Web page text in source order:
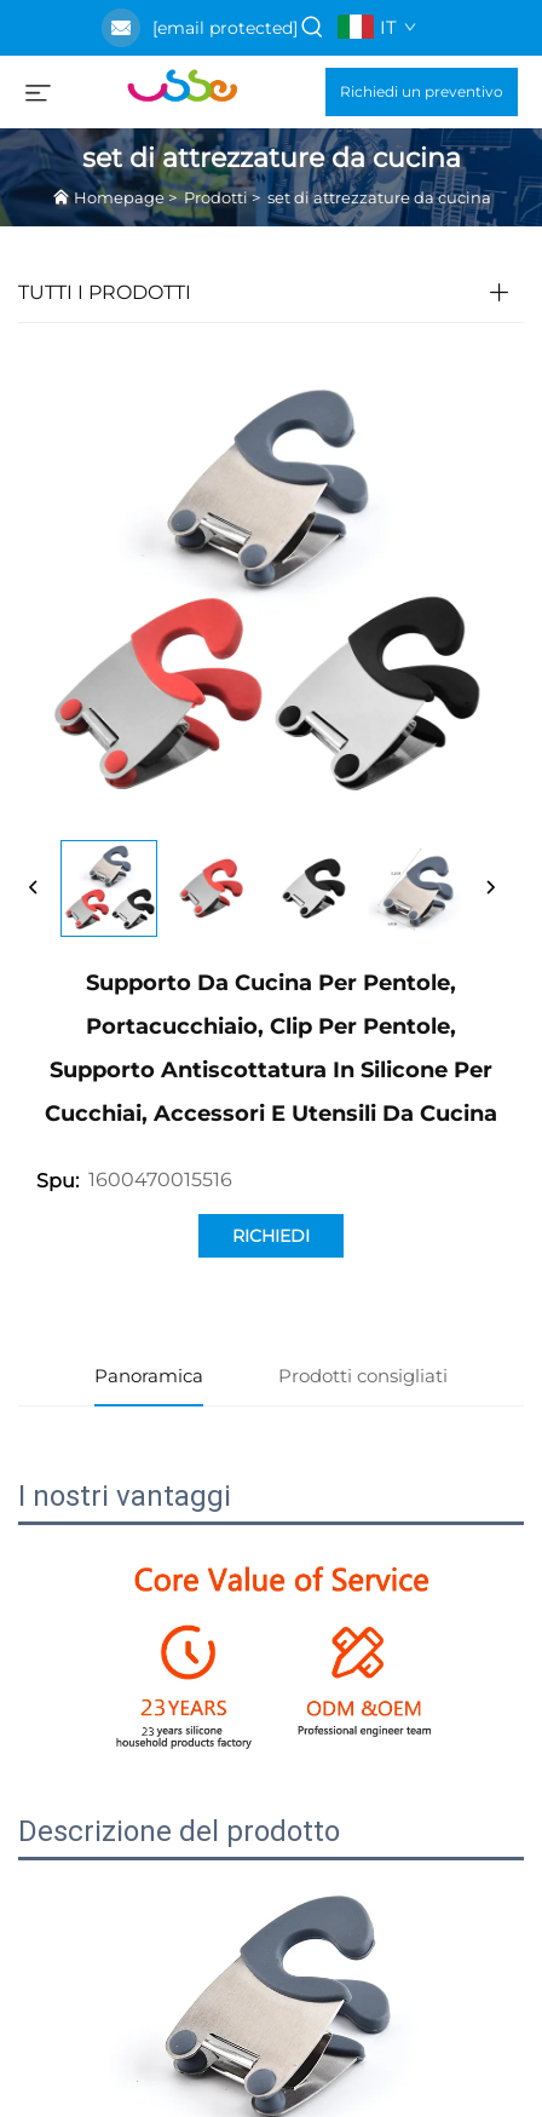
[email protected] IT
Richiedi un preventivo
set di attrezzature da cucina
Homepage>Prodotti> set di attrezzature da cucina
TUTTI I PRODOTTI
Supporto Da Cucina Per Pentole,
Portacucchiaio, Clip Per Pentole,
Supporto Antiscottatura In Silicone Per
Cucchiai, Accessori E Utensili Da Cucina
Spu: 1600470015516
RICHIEDI
Panoramica Prodotti consigliati
I nostri vantaggi
Descrizione del prodotto